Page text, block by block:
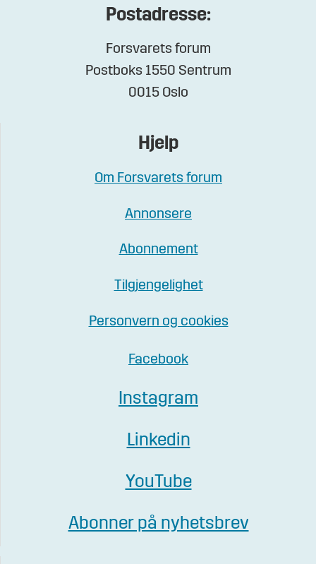
Postadresse:
Forsvarets forum
Postboks 1550 Sentrum
0015 Oslo
Hjelp
Om Forsvarets forum
Annonsere
Abonnement
Tilgjengelighet
Personvern og cookies
Facebook
Instagram
Linkedin
YouTube
Abonner på nyhetsbrev